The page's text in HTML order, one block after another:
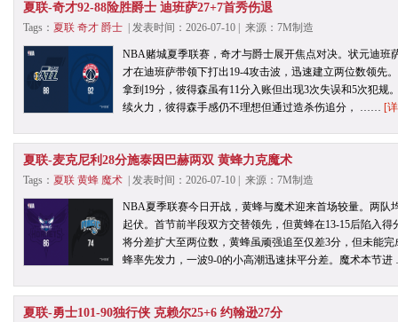
夏联-奇才92-88险胜爵士 迪班萨27+7首秀伤退
Tags： 夏联 奇才 爵士 | 发表时间：2026-07-10 | 来源：7M制造
NBA赌城夏季联赛，奇才与爵士展开焦点对决。状元迪班
才在迪班萨带领下打出19-4攻击波，迅速建立两位数领先
拿到19分，彼得森虽有11分入账但出现3次失误和5次犯规
续火力，彼得森手感仍不理想但通过造杀伤追分， …… [
夏联-麦克尼利28分施泰因巴赫两双 黄蜂力克魔术
Tags： 夏联 黄蜂 魔术 | 发表时间：2026-07-10 | 来源：7M制造
NBA夏季联赛今日开战，黄蜂与魔术迎来首场较量。两队
起伏。首节前半段双方交替领先，但黄蜂在13-15后陷入
将分差扩大至两位数，黄蜂虽顽强追至仅差3分，但未能
蜂率先发力，一波9-0的小高潮迅速抹平分差。魔术本节
夏联-勇士101-90独行侠 克赖尔25+6 约翰逊27分